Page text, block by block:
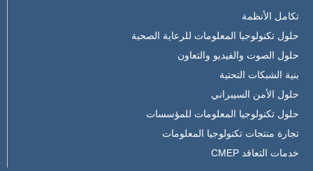
تكامل الأنظمة
حلول تكنولوجيا المعلومات للرعاية الصحية
حلول الصوت والفيديو والتعاون
بنية الشبكات التحتية
حلول الأمن السيبراني
حلول تكنولوجيا المعلومات للمؤسسات
تجارة منتجات تكنولوجيا المعلومات
خدمات التعاقد CMEP